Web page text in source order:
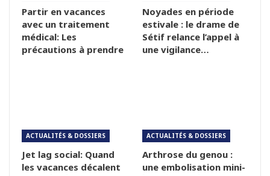
Partir en vacances
avec un traitement
médical: Les
précautions à prendre
Noyades en période
estivale : le drame de
Sétif relance l’appel à
une vigilance…
ACTUALITÉS & DOSSIERS
Jet lag social: Quand
les vacances décalent
ACTUALITÉS & DOSSIERS
Arthrose du genou :
une embolisation mini-